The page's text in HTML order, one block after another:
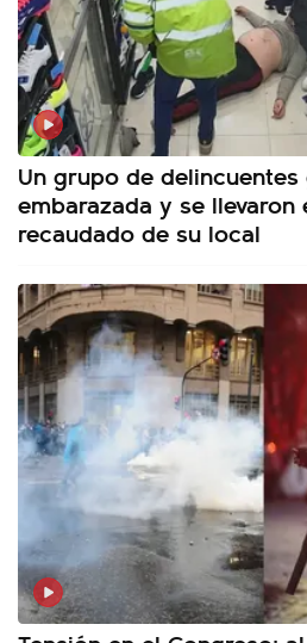
Un grupo de
embarazada y se llevaron
recaudado de su local